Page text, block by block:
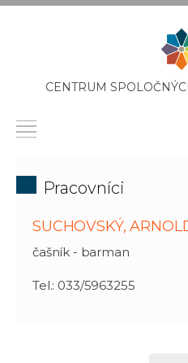
CENTRUM
Pracovníci
SUCHOVSKÝ,
čašník - barman
Tel.: 033/5963255